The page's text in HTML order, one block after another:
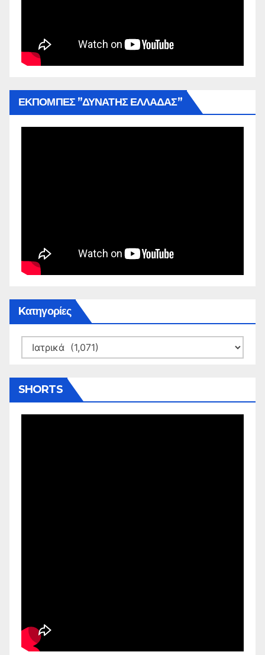
ΕΚΠΟΜΠΕΣ ”ΔΥΝΑΤΗΣ ΕΛΛΑΔΑΣ”
Kατηγορίες
Kατηγορίες
SHORTS